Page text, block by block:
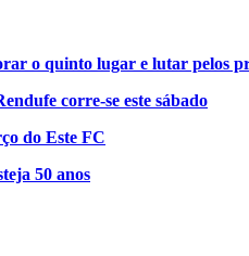
o quinto lugar e lutar pelos
corre-se este sábado
do Este FC
50 anos